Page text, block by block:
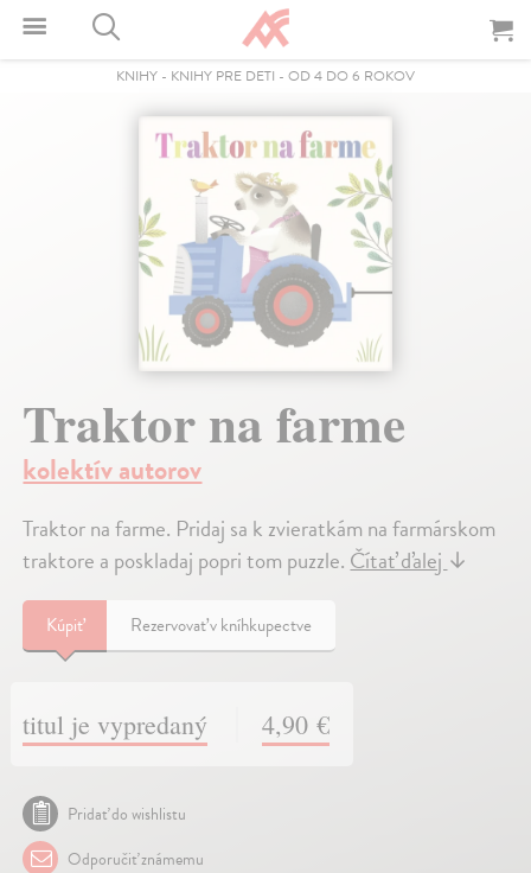
KNIHY - KNIHY PRE DETI - OD 4 DO 6 ROKOV
Traktor na farme
kolektív autorov
Traktor na farme. Pridaj sa k zvieratkám na farmárskom
traktore a poskladaj popri tom puzzle. Čítať ďalej ↓
Kúpiť Rezervovať v kníhkupectve
titul je vypredaný 4,90 €
Pridať do wishlistu
Odporučiť známemu